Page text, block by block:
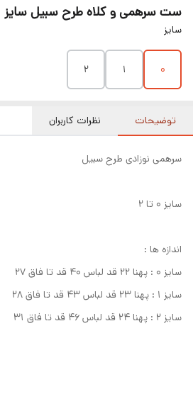
ست سرهمی و کلاه طرح سبیل سایز ۰ تا ۲
سایز
۰ ۱ ۲
توضیحات نظرات کاربران
سرهمی نوزادی طرح سبیل
سایز ۰ تا ۲
اندازه ها :
سایز ۰ : پهنا ۲۲ قد لباس ۴۰ قد تا فاق ۲۷
سایز ۱ : پهنا ۲۳ قد لباس ۴۳ قد تا فاق ۲۸
سایز ۲ : پهنا ۲۴ قد لباس ۴۶ قد تا فاق ۳۱